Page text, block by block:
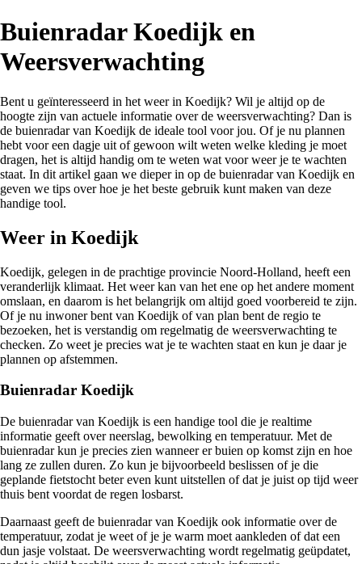
Buienradar Koedijk en
Weersverwachting
Bent u geïnteresseerd in het weer in Koedijk? Wil je altijd op de
hoogte zijn van actuele informatie over de weersverwachting? Dan is
de buienradar van Koedijk de ideale tool voor jou. Of je nu plannen
hebt voor een dagje uit of gewoon wilt weten welke kleding je moet
dragen, het is altijd handig om te weten wat voor weer je te wachten
staat. In dit artikel gaan we dieper in op de buienradar van Koedijk en
geven we tips over hoe je het beste gebruik kunt maken van deze
handige tool.
Weer in Koedijk
Koedijk, gelegen in de prachtige provincie Noord-Holland, heeft een
veranderlijk klimaat. Het weer kan van het ene op het andere moment
omslaan, en daarom is het belangrijk om altijd goed voorbereid te zijn.
Of je nu inwoner bent van Koedijk of van plan bent de regio te
bezoeken, het is verstandig om regelmatig de weersverwachting te
checken. Zo weet je precies wat je te wachten staat en kun je daar je
plannen op afstemmen.
Buienradar Koedijk
De buienradar van Koedijk is een handige tool die je realtime
informatie geeft over neerslag, bewolking en temperatuur. Met de
buienradar kun je precies zien wanneer er buien op komst zijn en hoe
lang ze zullen duren. Zo kun je bijvoorbeeld beslissen of je die
geplande fietstocht beter even kunt uitstellen of dat je juist op tijd weer
thuis bent voordat de regen losbarst.
Daarnaast geeft de buienradar van Koedijk ook informatie over de
temperatuur, zodat je weet of je je warm moet aankleden of dat een
dun jasje volstaat. De weersverwachting wordt regelmatig geüpdatet,